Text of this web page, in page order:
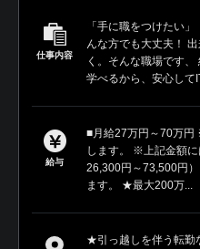
仕事内容
「手に職をつけたい
んな方でも大丈夫！
く。そんな職場です
学べるから、安心して
給与
■月給27万円～70万円
します。 ※上記金額
26,300円～73,500円
ます。 ★最大200万...
★引っ越しを伴う転勤